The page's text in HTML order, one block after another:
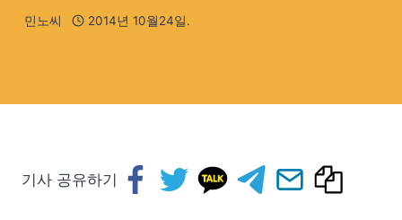
민노씨 2014년 10월24일.
기사 공유하기